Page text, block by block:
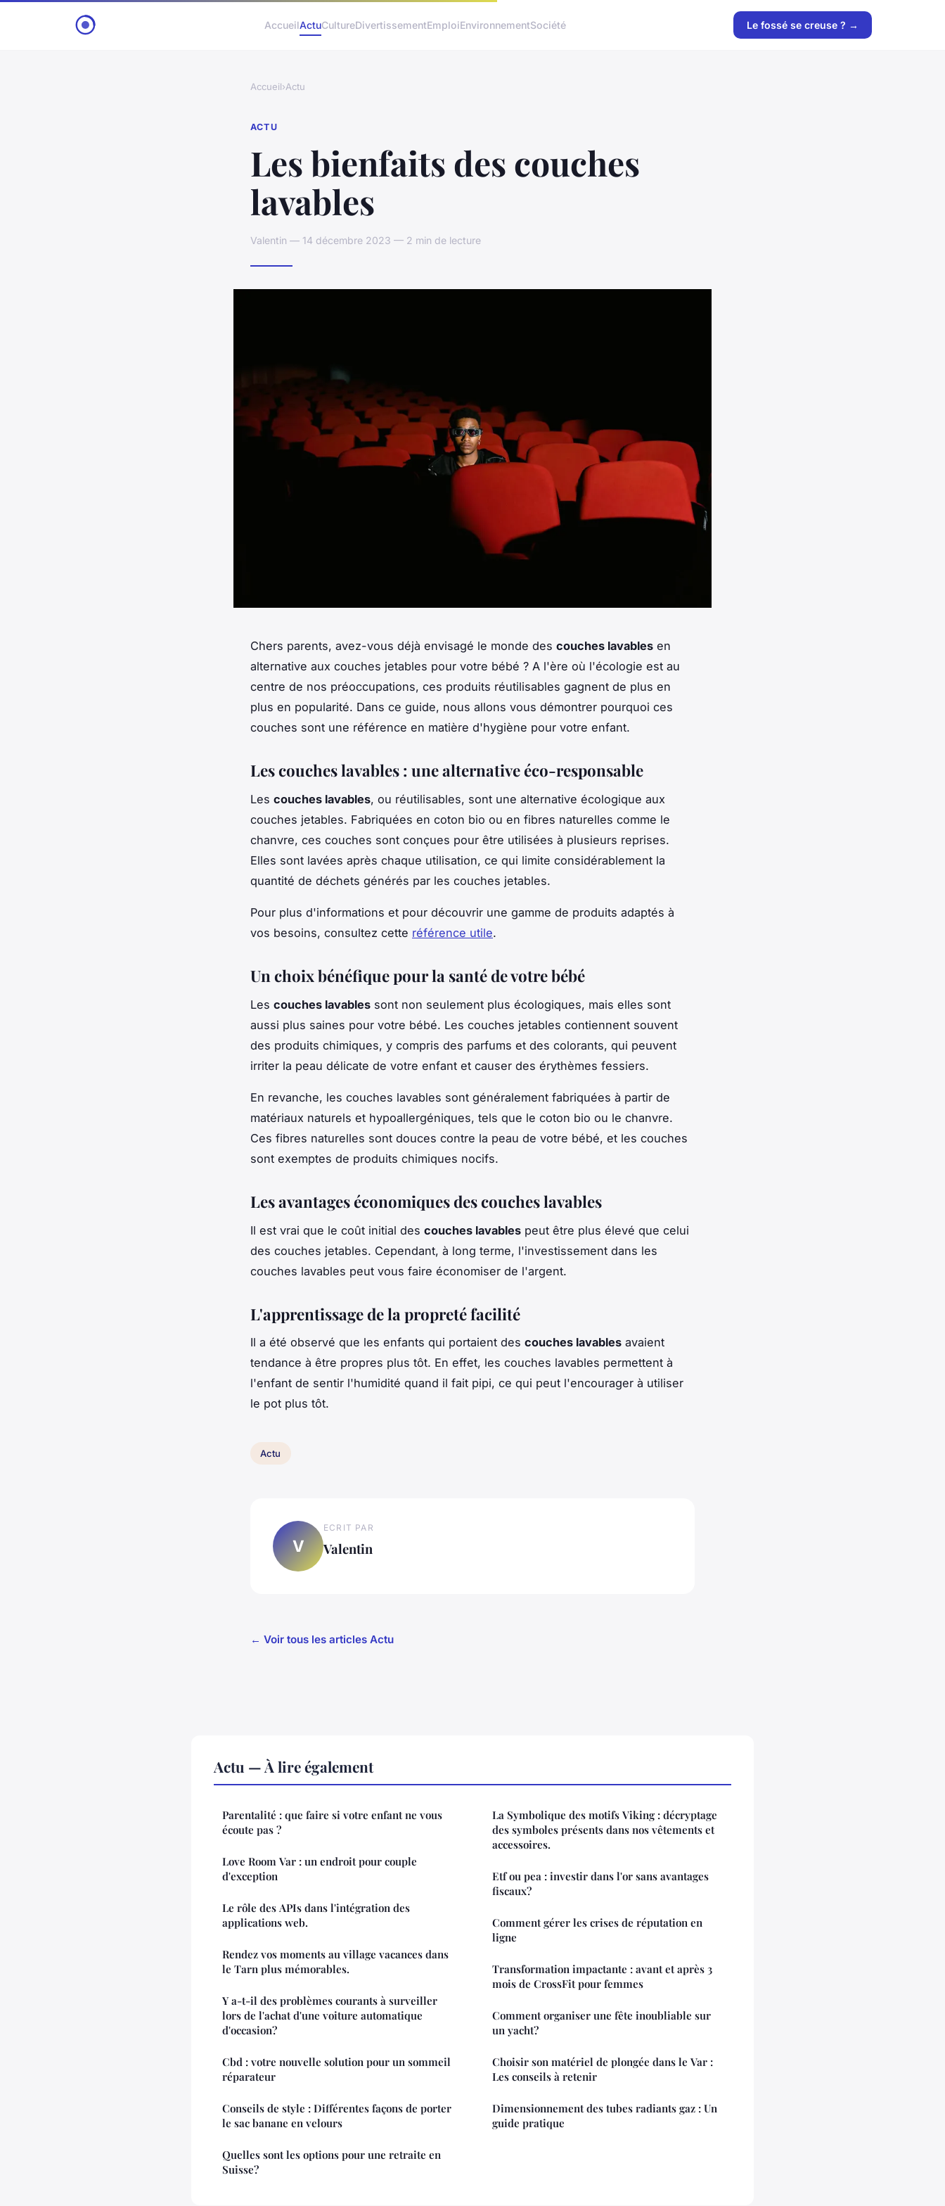
AccueilActuCultureDivertissementEmploiEnvironnementSociété Le fossé se creuse ? →
Accueil›Actu
ACTU
Les bienfaits des couches
lavables
Valentin — 14 décembre 2023 — 2 min de lecture
Chers parents, avez-vous déjà envisagé le monde des couches lavables en
alternative aux couches jetables pour votre bébé ? A l'ère où l'écologie est au
centre de nos préoccupations, ces produits réutilisables gagnent de plus en
plus en popularité. Dans ce guide, nous allons vous démontrer pourquoi ces
couches sont une référence en matière d'hygiène pour votre enfant.
Les couches lavables : une alternative éco-responsable
Les couches lavables, ou réutilisables, sont une alternative écologique aux
couches jetables. Fabriquées en coton bio ou en fibres naturelles comme le
chanvre, ces couches sont conçues pour être utilisées à plusieurs reprises.
Elles sont lavées après chaque utilisation, ce qui limite considérablement la
quantité de déchets générés par les couches jetables.
Pour plus d'informations et pour découvrir une gamme de produits adaptés à
vos besoins, consultez cette référence utile.
Un choix bénéfique pour la santé de votre bébé
Les couches lavables sont non seulement plus écologiques, mais elles sont
aussi plus saines pour votre bébé. Les couches jetables contiennent souvent
des produits chimiques, y compris des parfums et des colorants, qui peuvent
irriter la peau délicate de votre enfant et causer des érythèmes fessiers.
En revanche, les couches lavables sont généralement fabriquées à partir de
matériaux naturels et hypoallergéniques, tels que le coton bio ou le chanvre.
Ces fibres naturelles sont douces contre la peau de votre bébé, et les couches
sont exemptes de produits chimiques nocifs.
Les avantages économiques des couches lavables
Il est vrai que le coût initial des couches lavables peut être plus élevé que celui
des couches jetables. Cependant, à long terme, l'investissement dans les
couches lavables peut vous faire économiser de l'argent.
L'apprentissage de la propreté facilité
Il a été observé que les enfants qui portaient des couches lavables avaient
tendance à être propres plus tôt. En effet, les couches lavables permettent à
l'enfant de sentir l'humidité quand il fait pipi, ce qui peut l'encourager à utiliser
le pot plus tôt.
Actu
V
ECRIT PAR
Valentin
← Voir tous les articles Actu
Actu — À lire également
Parentalité : que faire si votre enfant ne vous
écoute pas ?
Love Room Var : un endroit pour couple
d'exception
Le rôle des APIs dans l'intégration des
applications web.
Rendez vos moments au village vacances dans
le Tarn plus mémorables.
Y a-t-il des problèmes courants à surveiller
lors de l'achat d'une voiture automatique
d'occasion?
Cbd : votre nouvelle solution pour un sommeil
réparateur
Conseils de style : Différentes façons de porter
le sac banane en velours
Quelles sont les options pour une retraite en
Suisse?
La Symbolique des motifs Viking : décryptage
des symboles présents dans nos vêtements et
accessoires.
Etf ou pea : investir dans l'or sans avantages
fiscaux?
Comment gérer les crises de réputation en
ligne
Transformation impactante : avant et après 3
mois de CrossFit pour femmes
Comment organiser une fête inoubliable sur
un yacht?
Choisir son matériel de plongée dans le Var :
Les conseils à retenir
Dimensionnement des tubes radiants gaz : Un
guide pratique